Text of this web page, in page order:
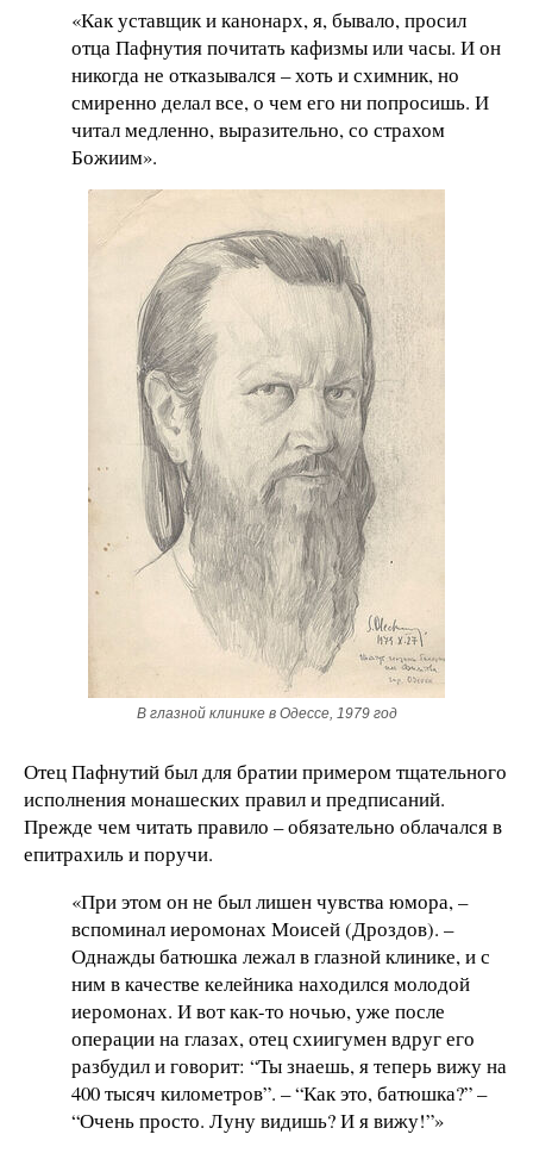
«Как уставщик и канонарх, я, бывало, просил
отца Пафнутия почитать кафизмы или часы. И он
никогда не отказывался – хоть и схимник, но
смиренно делал все, о чем его ни попросишь. И
читал медленно, выразительно, со страхом
Божиим».
В глазной клинике в Одессе, 1979 год
Отец Пафнутий был для братии примером тщательного
исполнения монашеских правил и предписаний.
Прежде чем читать правило – обязательно облачался в
епитрахиль и поручи.
«При этом он не был лишен чувства юмора, –
вспоминал иеромонах Моисей (Дроздов). –
Однажды батюшка лежал в глазной клинике, и с
ним в качестве келейника находился молодой
иеромонах. И вот как-то ночью, уже после
операции на глазах, отец схиигумен вдруг его
разбудил и говорит: “Ты знаешь, я теперь вижу на
400 тысяч километров”. – “Как это, батюшка?” –
“Очень просто. Луну видишь? И я вижу!”»